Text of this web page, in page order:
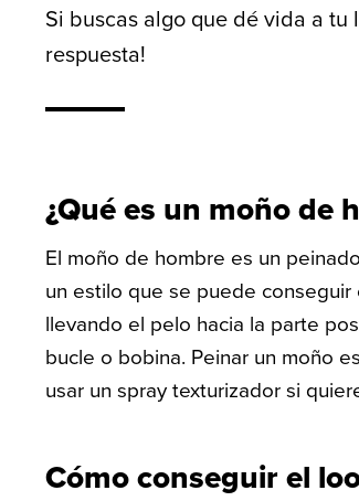
Si buscas algo que dé vida a
respuesta!
¿Qué es un moño de
El moño de hombre es un
un estilo que se puede
llevando el pelo hacia la parte
bucle o bobina. Peinar un moño
usar un spray texturizador si
Cómo conseguir el